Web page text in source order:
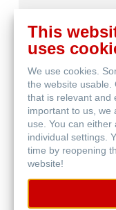
This
uses
We use cookies.
the website usable.
that is relevant and
important to us, we
use. You can
individual settings.
time by reopening
website!